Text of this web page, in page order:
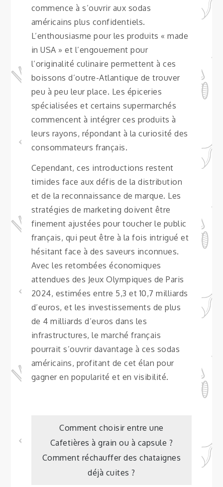
commence à s’ouvrir aux sodas
américains plus confidentiels.
L’enthousiasme pour les produits « made
in USA » et l’engouement pour
l’originalité culinaire permettent à ces
boissons d’outre-Atlantique de trouver
peu à peu leur place. Les épiceries
spécialisées et certains supermarchés
commencent à intégrer ces produits à
leurs rayons, répondant à la curiosité des
consommateurs français.
Cependant, ces introductions restent
timides face aux défis de la distribution
et de la reconnaissance de marque. Les
stratégies de marketing doivent être
finement ajustées pour toucher le public
français, qui peut être à la fois intrigué et
hésitant face à des saveurs inconnues.
Avec les retombées économiques
attendues des Jeux Olympiques de Paris
2024, estimées entre 5,3 et 10,7 milliards
d’euros, et les investissements de plus
de 4 milliards d’euros dans les
infrastructures, le marché français
pourrait s’ouvrir davantage à ces sodas
américains, profitant de cet élan pour
gagner en popularité et en visibilité.
Navigation
de
Comment choisir entre une
Cafetières à grain ou à capsule ?
Comment réchauffer des chataignes
déjà cuites ?